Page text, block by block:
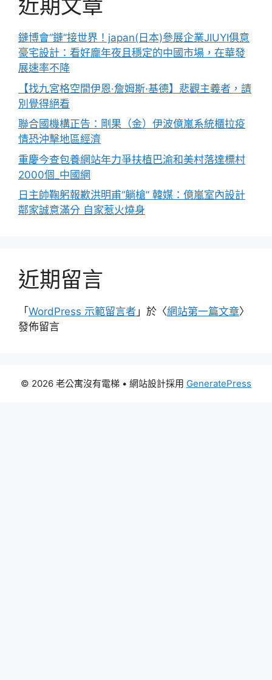
近期文章
鏈博會“鏈”接世界！japan(日本)參展企業JIUYI俱意
豪宅設計：看好龐年夜且穩定的中國市場，在華發
展速率不降
【找九宮格空間伊恩·詹姆斯·基德】悲觀主義者，請
別覺得絕看
聯合國機構正告：剛果（金）伊波億嵐系統櫃拉疫
情恐沖擊地區經濟
重慶今查包養網站年力爭扶植巴渝和美村落達標村
2000個_中國網
日主帥鞠躬報歉洪明甫“躺槍” 韓媒：億嵐室內設計
鄰家誠意滿分 自家惹火燒身
近期留言
「 WordPress 示範留言者 」於〈網站第一篇文章〉
發佈留言
© 2026 老公寓沒有電梯 • 網站設計採用 GeneratePress